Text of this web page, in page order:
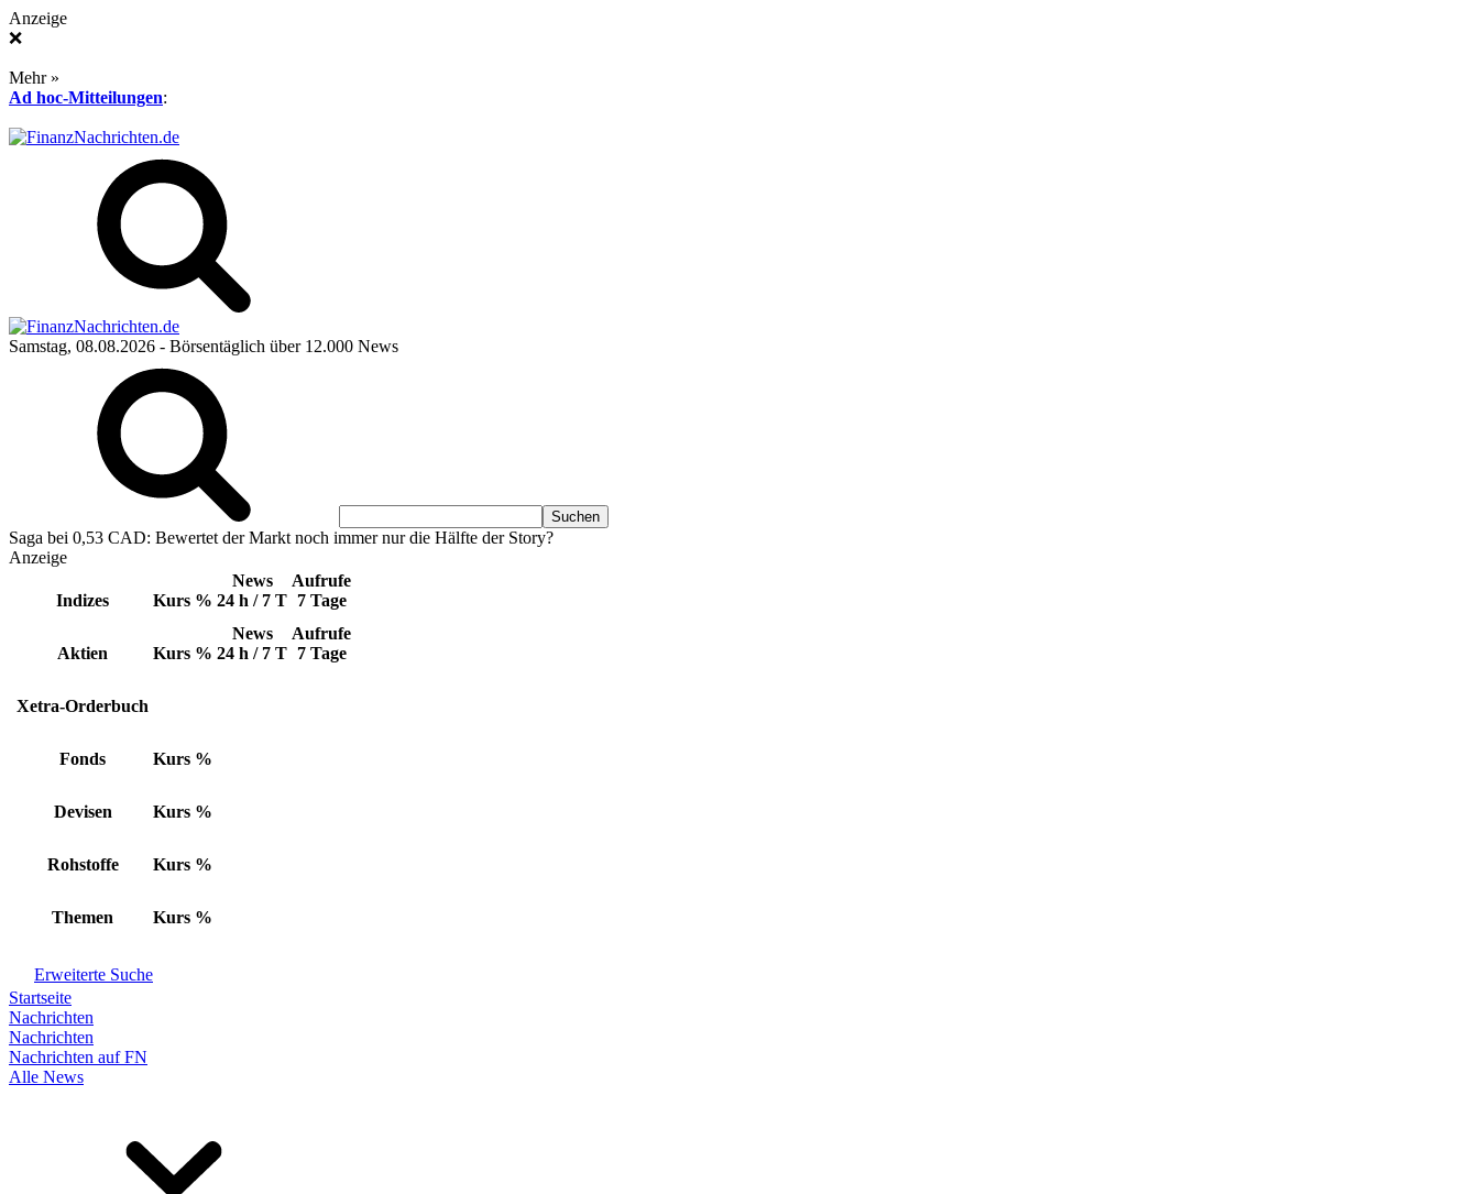
Anzeige
❌
Mehr »
Ad hoc-Mitteilungen:
Samstag, 08.08.2026 - Börsentäglich über 12.000 News
Saga bei 0,53 CAD: Bewertet der Markt noch immer nur die Hälfte der Story?
Anzeige
Indizes Kurs %
News
24 h / 7 T
Aufrufe
7 Tage
Aktien Kurs %
News
24 h / 7 T
Aufrufe
7 Tage
Xetra-Orderbuch
Fonds Kurs %
Devisen Kurs %
Rohstoffe Kurs %
Themen Kurs %
Erweiterte Suche
Startseite
Nachrichten
Nachrichten
Nachrichten auf FN
Alle News